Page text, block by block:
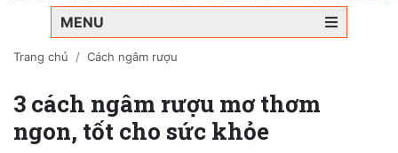
MENU
Trang chủ Cách ngâm rượu
3 cách ngâm rượu mơ thơm
ngon, tốt cho sức khỏe